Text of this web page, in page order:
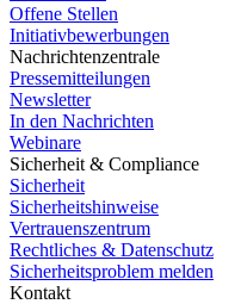
Offene Stellen
Initiativbewerbungen
Nachrichtenzentrale
Pressemitteilungen
Newsletter
In den Nachrichten
Webinare
Sicherheit & Compliance
Sicherheit
Sicherheitshinweise
Vertrauenszentrum
Rechtliches & Datenschutz
Sicherheitsproblem melden
Kontakt